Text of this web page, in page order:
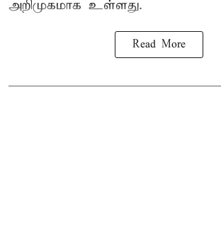
அறிமுகமாக உள்ளது.
Read More